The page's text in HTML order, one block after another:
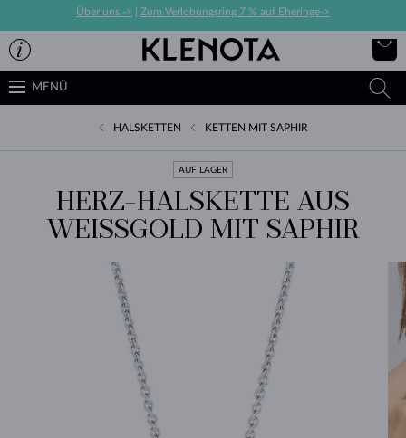
Über uns -> Zum Verlobungsring 7 % auf Eheringe->
MENÜ
HALSKETTEN KETTEN MIT SAPHIR
AUF LAGER
HERZ-HALSKETTE AUS
WEISSGOLD MIT SAPHIR